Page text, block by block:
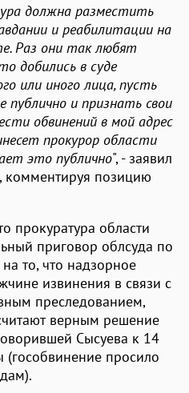
должна разместить
и реабилитации на
Раз они так любят
добились в суде
или иного лица, пусть
и признать свои
обвинений в мой адрес
прокурор области
это публично", - заявил
комментируя позицию
прокуратура области
приговор облсуда по
то, что надзорное
извинения в связи с
преследованием,
верным решение
Сысуева к 14
просило